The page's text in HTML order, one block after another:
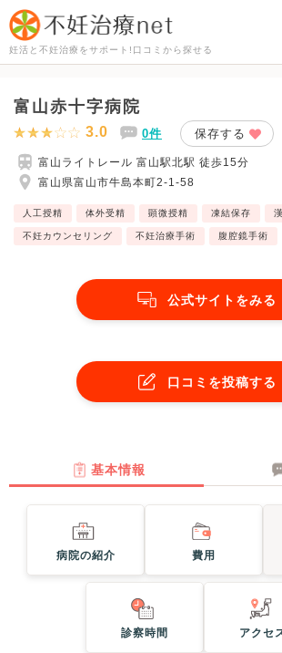
妊活と不妊治療をサポート!口コミから探せる
富山赤十字病院
3.0 0件 保存する
富山ライトレール 富山駅北駅 徒歩15分
富山県富山市牛島本町2-1-58
人工授精 体外受精 顕微授精 凍結保存
不妊カウンセリング 不妊治療手術 腹腔鏡手術
公式サイトをみる
口コミを投稿する
基本情報
病院の紹介 費用
診察時間 アクセ